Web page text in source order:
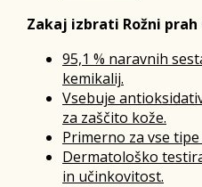
Zakaj izbrati Rožni prah
95,1 % naravnih
kemikalij.
Vsebuje
za zaščito kože.
Primerno za vse
Dermatološko
in učinkovitost.